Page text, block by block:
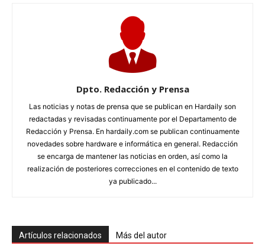
Dpto. Redacción y Prensa
Las noticias y notas de prensa que se publican en Hardaily son
redactadas y revisadas continuamente por el Departamento de
Redacción y Prensa. En hardaily.com se publican continuamente
novedades sobre hardware e informática en general. Redacción
se encarga de mantener las noticias en orden, así como la
realización de posteriores correcciones en el contenido de texto
ya publicado...
Artículos relacionados Más del autor